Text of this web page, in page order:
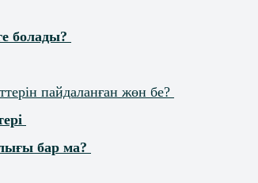
болады?
пайдаланған жөн бе?
бар ма?